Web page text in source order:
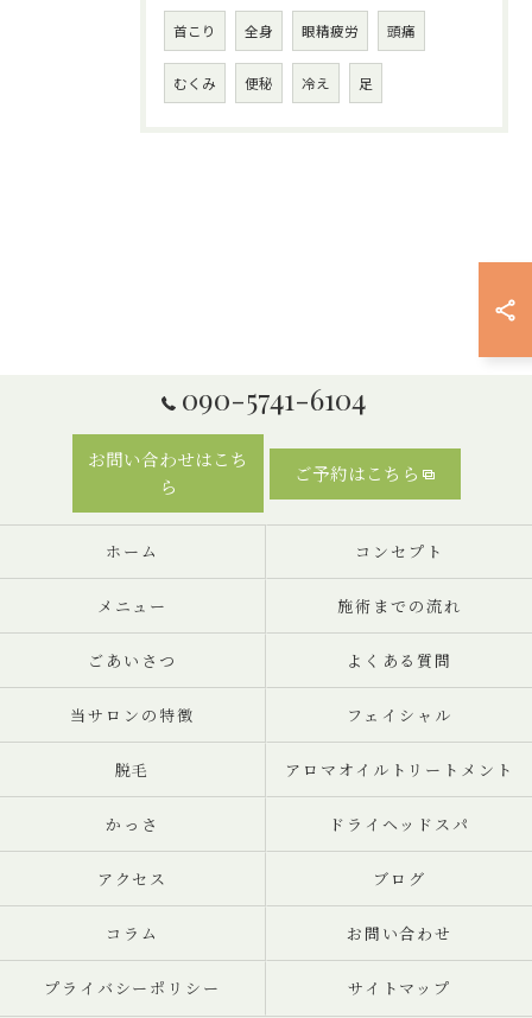
首こり 全身 眼精疲労 頭痛
むくみ 便秘 冷え 足
090-5741-6104
お問い合わせはこち
ら
ご予約はこちら
ホーム コンセプト
メニュー 施術までの流れ
ごあいさつ よくある質問
当サロンの特徴 フェイシャル
脱毛 アロマオイルトリートメント
かっさ ドライヘッドスパ
アクセス ブログ
コラム お問い合わせ
プライバシーポリシー サイトマップ